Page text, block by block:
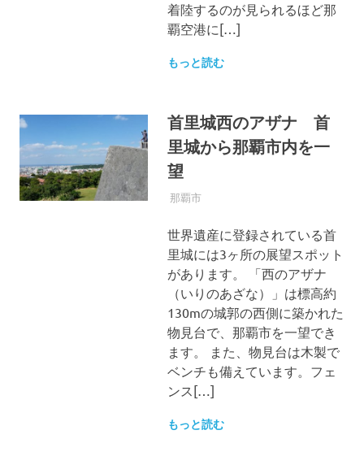
着陸するのが見られるほど那
覇空港に[…]
もっと読む
首里城西のアザナ 首
里城から那覇市内を一
望
2015年12月8日
OKINAWASPOT
那覇市
世界遺産に登録されている首
里城には3ヶ所の展望スポット
があります。 「西のアザナ
（いりのあざな）」は標高約
130mの城郭の西側に築かれた
物見台で、那覇市を一望でき
ます。 また、物見台は木製で
ベンチも備えています。フェ
ンス[…]
もっと読む